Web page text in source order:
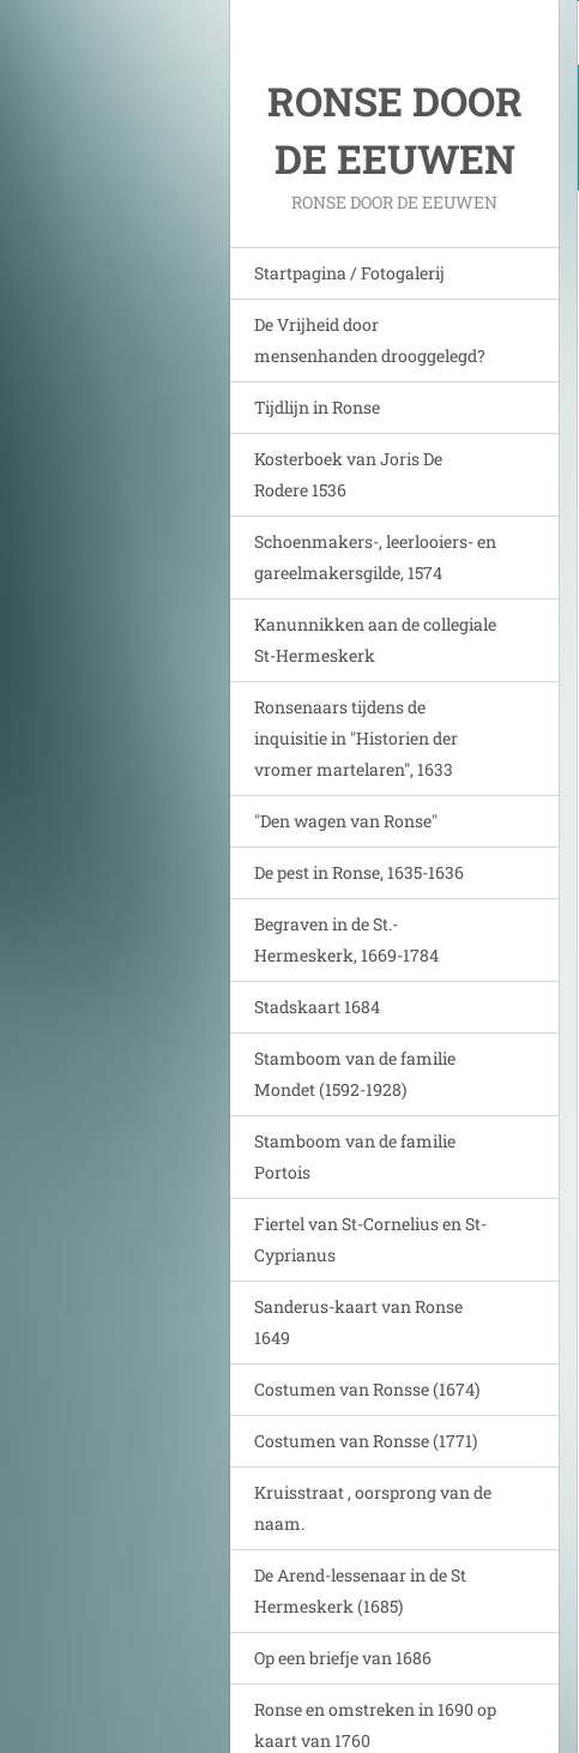
RONSE DOOR
DE EEUWEN
RONSE DOOR DE EEUWEN
Startpagina / Fotogalerij
De Vrijheid door
mensenhanden drooggelegd?
Tijdlijn in Ronse
Kosterboek van Joris De
Rodere 1536
Schoenmakers-, leerlooiers- en
gareelmakersgilde, 1574
Kanunnikken aan de collegiale
St-Hermeskerk
Ronsenaars tijdens de
inquisitie in "Historien der
vromer martelaren", 1633
"Den wagen van Ronse"
De pest in Ronse, 1635-1636
Begraven in de St.-
Hermeskerk, 1669-1784
Stadskaart 1684
Stamboom van de familie
Mondet (1592-1928)
Stamboom van de familie
Portois
Fiertel van St-Cornelius en St-
Cyprianus
Sanderus-kaart van Ronse
1649
Costumen van Ronsse (1674)
Costumen van Ronsse (1771)
Kruisstraat , oorsprong van de
naam.
De Arend-lessenaar in de St
Hermeskerk (1685)
Op een briefje van 1686
Ronse en omstreken in 1690 op
kaart van 1760